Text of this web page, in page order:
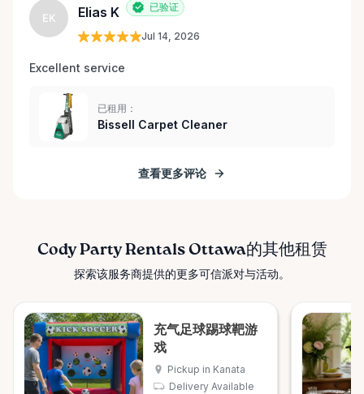
EK Elias K 已验证
Jul 14, 2026
Excellent service
已租用：
Bissell Carpet Cleaner
查看更多评论
Cody Party Rentals Ottawa的其他租赁
探索该服务商提供的更多可信派对与活动。
充气足球踢球靶游
戏
Pickup in Kanata
Delivery Available